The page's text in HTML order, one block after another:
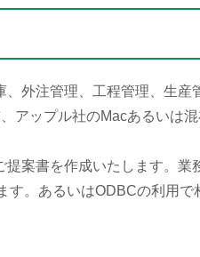
外注管理、工程管理、生産
アップル社のMacあるいは
案書を作成いたします。業
。あるいはODBCの利用